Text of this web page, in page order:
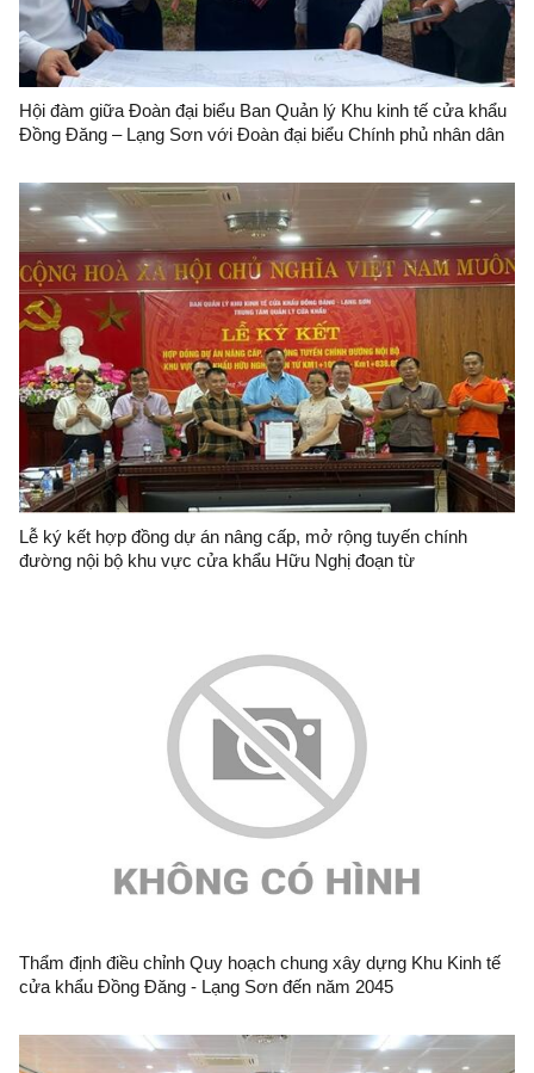
Hội đàm giữa Đoàn đại biểu Ban Quản lý Khu kinh tế cửa khẩu
Đồng Đăng – Lạng Sơn với Đoàn đại biểu Chính phủ nhân dân
Lễ ký kết hợp đồng dự án nâng cấp, mở rộng tuyến chính
đường nội bộ khu vực cửa khẩu Hữu Nghị đoạn từ
Thẩm định điều chỉnh Quy hoạch chung xây dựng Khu Kinh tế
cửa khẩu Đồng Đăng - Lạng Sơn đến năm 2045